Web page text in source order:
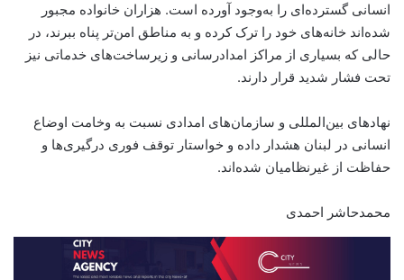
انسانی گسترده‌ای را به‌وجود آورده است. هزاران خانواده مجبور
شده‌اند خانه‌های خود را ترک کرده و به مناطق امن‌تر پناه ببرند، در
حالی که بسیاری از مراکز امدادرسانی و زیرساخت‌های خدماتی نیز
تحت فشار شدید قرار دارند.
نهادهای بین‌المللی و سازمان‌های امدادی نسبت به وخامت اوضاع
انسانی در لبنان هشدار داده و خواستار توقف فوری درگیری‌ها و
حفاظت از غیرنظامیان شده‌اند.
محمدحاشر احمدی